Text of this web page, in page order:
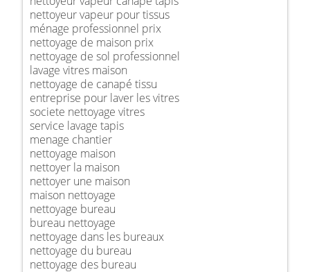
nettoyeur vapeur pour tissus
ménage professionnel prix
nettoyage de maison prix
nettoyage de sol professionnel
lavage vitres maison
nettoyage de canapé tissu
entreprise pour laver les vitres
societe nettoyage vitres
service lavage tapis
menage chantier
nettoyage maison
nettoyer la maison
nettoyer une maison
maison nettoyage
nettoyage bureau
bureau nettoyage
nettoyage dans les bureaux
nettoyage du bureau
nettoyage des bureau